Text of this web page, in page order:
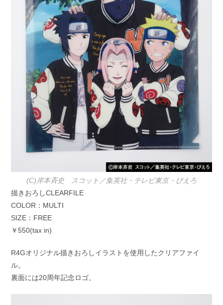
(C)岸本斉史 スコット／集英社・テレビ東京・ぴえろ
描きおろしCLEARFILE
COLOR：MULTI
SIZE：FREE
￥550(tax in)
R4Gオリジナル描きおろしイラストを使用したクリアファイ
ル。
裏面には20周年記念ロゴ。